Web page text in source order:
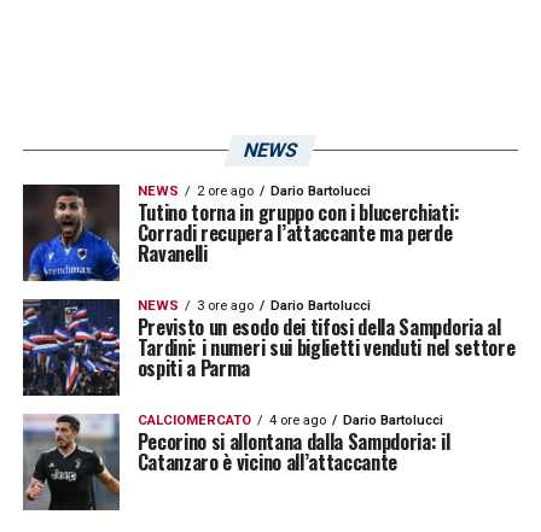
NEWS
NEWS 2 ore ago Dario Bartolucci
Tutino torna in gruppo con i blucerchiati:
Corradi recupera l’attaccante ma perde
Ravanelli
NEWS 3 ore ago Dario Bartolucci
Previsto un esodo dei tifosi della Sampdoria al
Tardini: i numeri sui biglietti venduti nel settore
ospiti a Parma
CALCIOMERCATO 4 ore ago Dario Bartolucci
Pecorino si allontana dalla Sampdoria: il
Catanzaro è vicino all’attaccante